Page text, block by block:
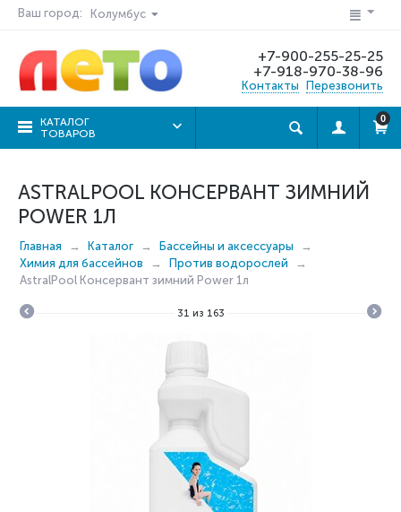
Ваш город: Колумбус
+7-900-255-25-25
+7-918-970-38-96
Контакты Перезвонить
КАТАЛОГ
ТОВАРОВ
0
ASTRALPOOL КОНСЕРВАНТ ЗИМНИЙ
POWER 1Л
Главная Каталог
Бассейны и аксессуары
Химия для бассейнов
Против водорослей
AstralPool Консервант зимний Power 1л
31 из 163